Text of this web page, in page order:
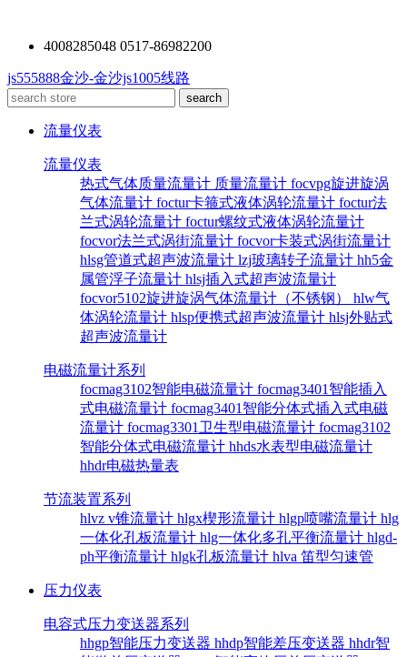
4008285048 0517-86982200
js555888金沙-金沙js1005线路
流量仪表
流量仪表
热式气体质量流量计 质量流量计 focvpg旋进旋涡
气体流量计 foctur卡箍式液体涡轮流量计 foctur法
兰式涡轮流量计 foctur螺纹式液体涡轮流量计
focvor法兰式涡街流量计 focvor卡装式涡街流量计
hlsg管道式超声波流量计 lzj玻璃转子流量计 hh5金
属管浮子流量计 hlsj插入式超声波流量计
focvor5102旋进旋涡气体流量计（不锈钢） hlw气
体涡轮流量计 hlsp便携式超声波流量计 hlsj外贴式
超声波流量计
电磁流量计系列
focmag3102智能电磁流量计 focmag3401智能插入
式电磁流量计 focmag3401智能分体式插入式电磁
流量计 focmag3301卫生型电磁流量计 focmag3102
智能分体式电磁流量计 hhds水表型电磁流量计
hhdr电磁热量表
节流装置系列
hlvz v锥流量计 hlgx楔形流量计 hlgp喷嘴流量计 hlg
一体化孔板流量计 hlg一体化多孔平衡流量计 hlgd-
ph平衡流量计 hlgk孔板流量计 hlva 笛型匀速管
压力仪表
电容式压力变送器系列
hhgp智能压力变送器 hhdp智能差压变送器 hhdr智